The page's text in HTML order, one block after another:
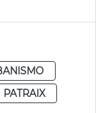
PATRAIX